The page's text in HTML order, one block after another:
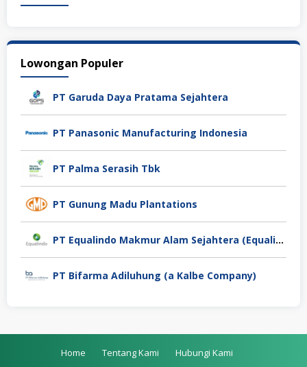
Lowongan Populer
PT Garuda Daya Pratama Sejahtera
PT Panasonic Manufacturing Indonesia
PT Palma Serasih Tbk
PT Gunung Madu Plantations
PT Equalindo Makmur Alam Sejahtera (Equalindo Group)
PT Bifarma Adiluhung (a Kalbe Company)
Home Tentang Kami Hubungi Kami